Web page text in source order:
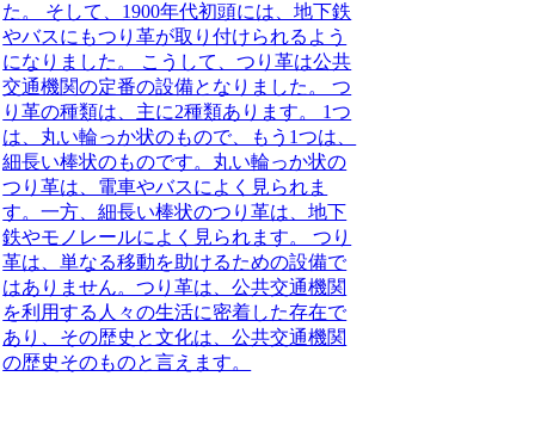
た。 そして、1900年代初頭には、地下鉄
やバスにもつり革が取り付けられるよう
になりました。 こうして、つり革は公共
交通機関の定番の設備となりました。 つ
り革の種類は、主に2種類あります。 1つ
は、丸い輪っか状のもので、もう1つは、
細長い棒状のものです。丸い輪っか状の
つり革は、電車やバスによく見られま
す。一方、細長い棒状のつり革は、地下
鉄やモノレールによく見られます。 つり
革は、単なる移動を助けるための設備で
はありません。つり革は、公共交通機関
を利用する人々の生活に密着した存在で
あり、その歴史と文化は、公共交通機関
の歴史そのものと言えます。